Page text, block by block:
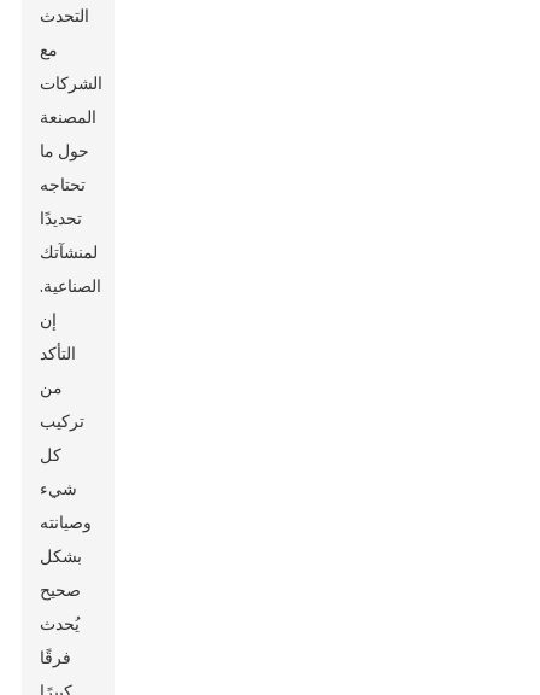
التحدث
مع
الشركات
المصنعة
حول ما
تحتاجه
تحديدًا
لمنشآتك
الصناعية.
إن
التأكد
من
تركيب
كل
شيء
وصيانته
بشكل
صحيح
يُحدث
فرقًا